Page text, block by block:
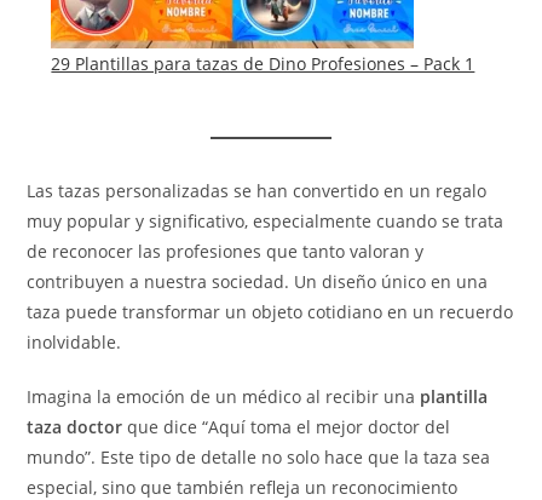
29 Plantillas para tazas de Dino Profesiones – Pack 1
Las tazas personalizadas se han convertido en un regalo
muy popular y significativo, especialmente cuando se trata
de reconocer las profesiones que tanto valoran y
contribuyen a nuestra sociedad. Un diseño único en una
taza puede transformar un objeto cotidiano en un recuerdo
inolvidable.
Imagina la emoción de un médico al recibir una plantilla
taza doctor que dice “Aquí toma el mejor doctor del
mundo”. Este tipo de detalle no solo hace que la taza sea
especial, sino que también refleja un reconocimiento